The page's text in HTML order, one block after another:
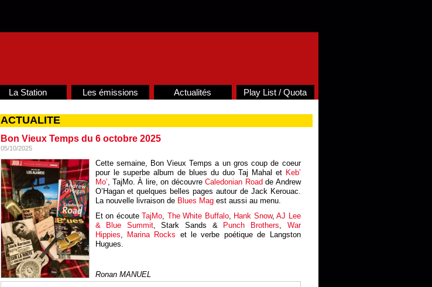
La Station Les émissions Actualités Play List / Quota
ACTUALITE
Bon Vieux Temps du 6 octobre 2025
05/10/2025
Cette semaine, Bon Vieux Temps a un gros coup de coeur
pour le superbe album de blues du duo Taj Mahal et Keb’
Mo’, TajMo. À lire, on découvreCaledonian Road de Andrew
O’Hagan et quelques belles pages autour de Jack Kerouac.
La nouvelle livraison de Blues Magest aussi au menu.
Et on écoute TajMo, The White Buffalo, Hank Snow, AJ Lee
& Blue Summit, Stark Sands & Punch Brothers, War
Hippies, Marina Rocks et le verbe poétique de Langston
Hugues.
Ronan MANUEL